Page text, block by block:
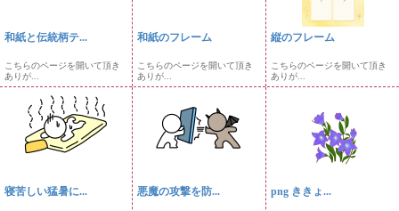
和紙と伝統柄テ...
こちらのページを開いて頂き
ありが...
和紙のフレーム
こちらのページを開いて頂き
ありが...
縦のフレーム
こちらのページを開いて頂き
ありが...
寝苦しい猛暑に... 悪魔の攻撃を防... png ききょ...